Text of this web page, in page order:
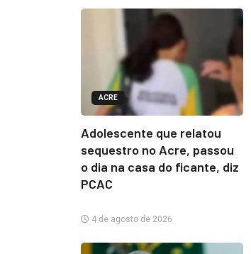
ACRE
Adolescente que relatou
sequestro no Acre, passou
o dia na casa do ficante, diz
PCAC
4 de agosto de 2026